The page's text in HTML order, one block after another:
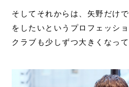
そしてそれからは、矢野だけ
をしたいというプロフェッシ
クラブも少しずつ大きくなって